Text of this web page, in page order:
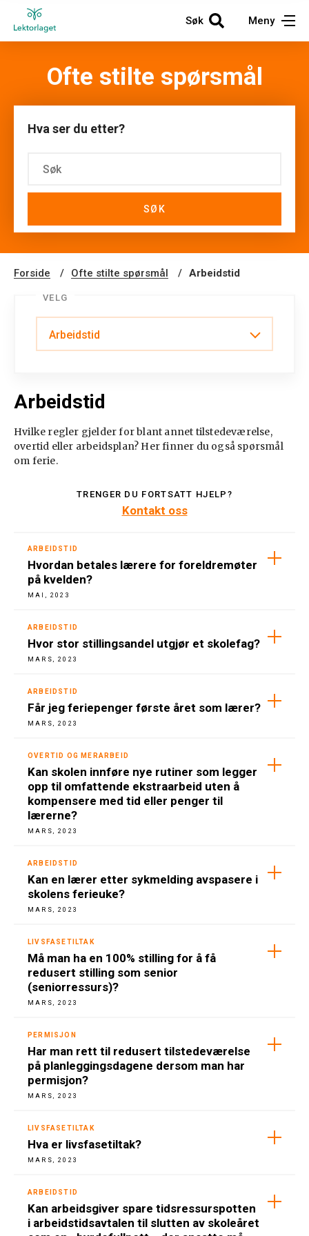
Søk Meny
Ofte stilte spørsmål
Hva ser du etter?
SØK
Forside Ofte stilte spørsmål Arbeidstid
VELG
Arbeidstid
Overtid og merarbeid
Heltid og deltid
Arbeidstid
Hvilke regler gjelder for blant annet tilstedeværelse,
overtid eller arbeidsplan? Her finner du også spørsmål
om ferie.
TRENGER DU FORTSATT HJELP?
Kontakt oss
ARBEIDSTID
Hvordan betales lærere for foreldremøter
på kvelden?
MAI, 2023
ARBEIDSTID
Hvor stor stillingsandel utgjør et skolefag?
MARS, 2023
ARBEIDSTID
Får jeg feriepenger første året som lærer?
MARS, 2023
OVERTID OG MERARBEID
Kan skolen innføre nye rutiner som legger
opp til omfattende ekstraarbeid uten å
kompensere med tid eller penger til
lærerne?
MARS, 2023
ARBEIDSTID
Kan en lærer etter sykmelding avspasere i
skolens ferieuke?
MARS, 2023
LIVSFASETILTAK
Må man ha en 100% stilling for å få
redusert stilling som senior
(seniorressurs)?
MARS, 2023
PERMISJON
Har man rett til redusert tilstedeværelse
på planleggingsdagene dersom man har
permisjon?
MARS, 2023
LIVSFASETILTAK
Hva er livsfasetiltak?
MARS, 2023
ARBEIDSTID
Kan arbeidsgiver spare tidsressurspotten
i arbeidstidsavtalen til slutten av skoleåret